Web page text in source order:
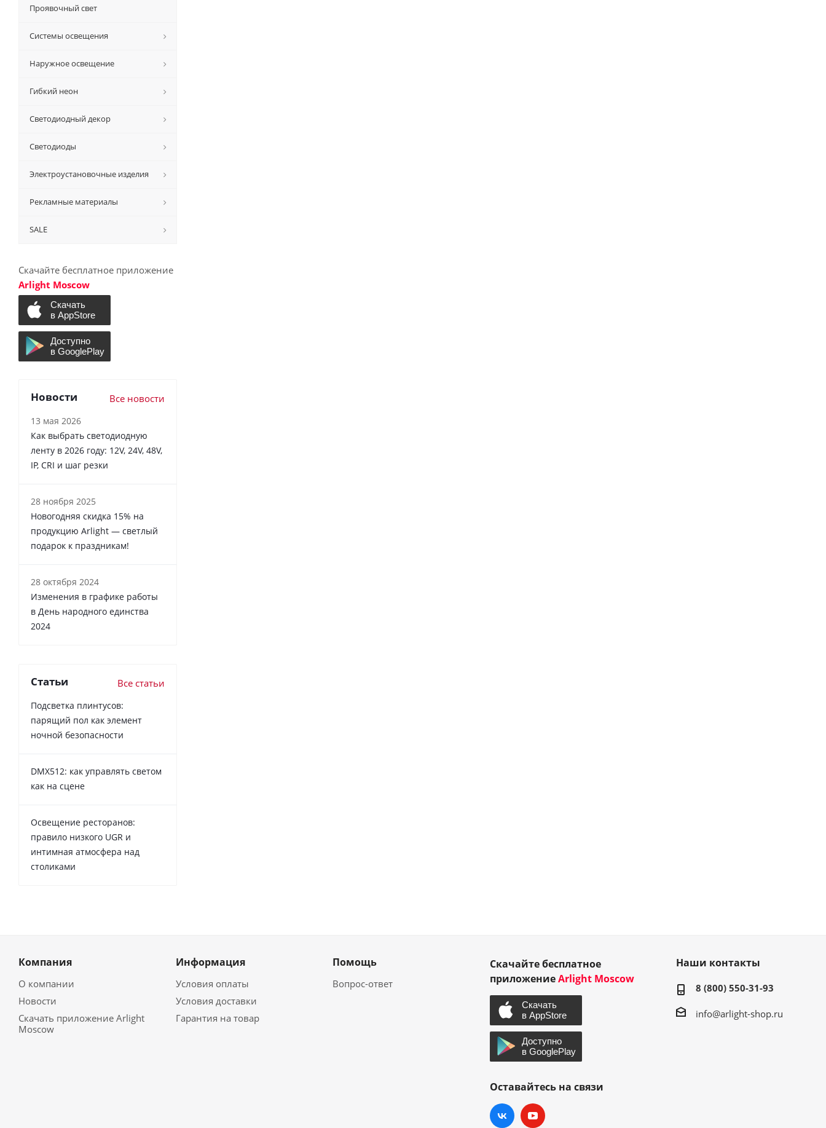
Проявочный свет
Системы освещения
Наружное освещение
Гибкий неон
Светодиодный декор
Светодиоды
Электроустановочные изделия
Рекламные материалы
SALE
Скачайте бесплатное приложение
Arlight Moscow
Новости Все новости
13 мая 2026
Как выбрать светодиодную
ленту в 2026 году: 12V, 24V, 48V,
IP, CRI и шаг резки
28 ноября 2025
Новогодняя скидка 15% на
продукцию Arlight — светлый
подарок к праздникам!
28 октября 2024
Изменения в графике работы
в День народного единства
2024
Статьи Все статьи
Подсветка плинтусов:
парящий пол как элемент
ночной безопасности
DMX512: как управлять светом
как на сцене
Освещение ресторанов:
правило низкого UGR и
интимная атмосфера над
столиками
Компания
О компании
Новости
Скачать приложение Arlight
Moscow
Информация
Условия оплаты
Условия доставки
Гарантия на товар
Помощь
Вопрос-ответ
Скачайте бесплатное
приложениеArlight Moscow
Оставайтесь на связи
Наши контакты
8 (800) 550-31-93
info@arlight-shop.ru